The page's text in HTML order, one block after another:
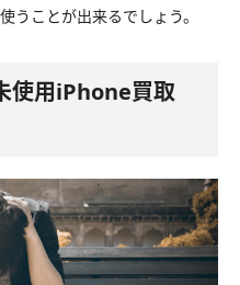
うことが出来るでしょう。
使用iPhone買取